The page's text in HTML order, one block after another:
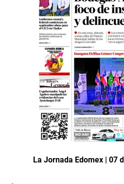
La Jornada Edomex | 07